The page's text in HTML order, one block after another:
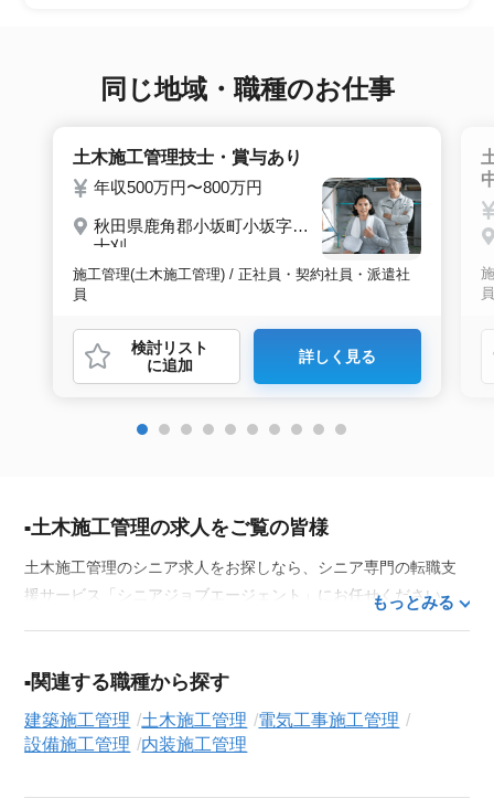
同じ地域・職種のお仕事
土木施工管理技士・賞与あり
年収500万円〜800万円
秋田県鹿角郡小坂町小坂字五
十刈
施工管理(土木施工管理) / 正社員・契約社員・派遣社
員
検討リスト
に追加
詳しく見る
員
土木施工管理の求人をご覧の皆様
土木施工管理のシニア求人をお探しなら、シニア専門の転職支
援サービス「シニアジョブエージェント」にお任せください。
的にサポートします。この求人を含む
スだけの非公開求人です。
気になる求人がございましたら、まずは「求人紹介を依頼す
もっとみる
関連する職種から探す
建築施工管理 土木施工管理
電気工事施工管理
設備施工管理
内装施工管理